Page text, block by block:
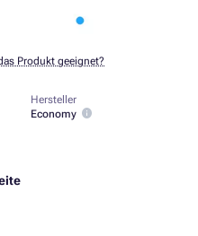
Produkt geeignet?
Hersteller
Economy